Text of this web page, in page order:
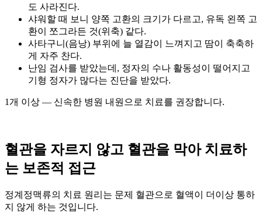
도 사라진다.
샤워할 때 보니 양쪽 고환의 크기가 다르고, 유독 왼쪽 고
환이 쪼그라든 것(위축) 같다.
사타구니(음낭) 부위에 늘 열감이 느껴지고 땀이 축축하
게 자주 찬다.
난임 검사를 받았는데, 정자의 수나 활동성이 떨어지고
기형 정자가 많다는 진단을 받았다.
1개 이상 — 신속한 병원 내원으로 치료를 권장합니다.
혈관을 자르지 않고 혈관을 막아 치료하
는 보존적 접근
정계정맥류의 치료 원리는 문제 혈관으로 혈액이 더이상 통하
지 않게 하는 것입니다.